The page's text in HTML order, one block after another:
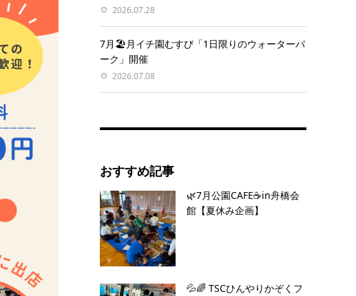
2026.07.28
7月🏖️月イチ園むすび「1日限りのウォーターパ
ーク」開催
2026.07.08
おすすめ記事
🌿7月公園CAFE☕️in舟橋会
館【夏休み企画】
💦🌈 TSCひんやりかぞくフ